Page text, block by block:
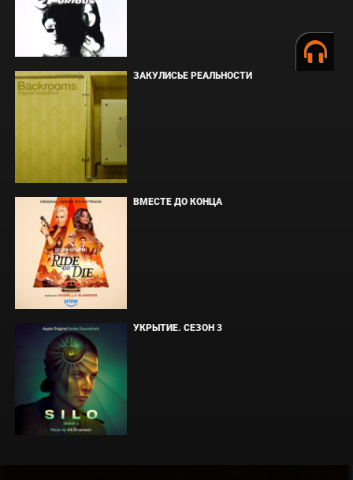
ЗАКУЛИСЬЕ РЕАЛЬНОСТИ
ВМЕСТЕ ДО КОНЦА
УКРЫТИЕ. СЕЗОН 3